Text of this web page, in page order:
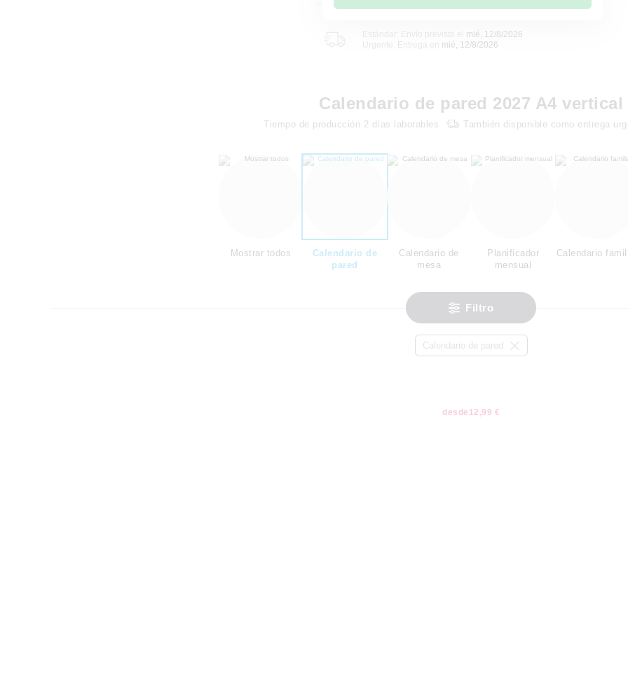
mié, 12/8/2026
Urgente: Entrega en mié, 12/8/2026
Calendario de pared 2027 A4 vertical
Tiempo de producción 2 días laborables También disponible como entrega
Mostrar todos
Calendario de
pared
Calendario de
mesa
Planificador
mensual
Calendario
Filtro
Calendario de pared
desde 12,99 €